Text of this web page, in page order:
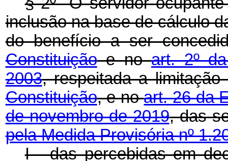
inclusão na base de cálculo
do benefício a ser
Constituiçãoe noart. 2º
2003, respeitada a
Constituição, e noart. 26 da
de novembro de 2019, das
pela Medida Provisória nº
I - das percebidas em